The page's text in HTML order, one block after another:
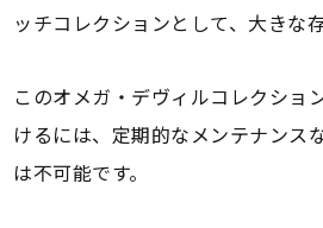
ッチコレクションとして、大きな
このオメガ・デヴィルコレクショ
けるには、定期的なメンテナンス
は不可能です。